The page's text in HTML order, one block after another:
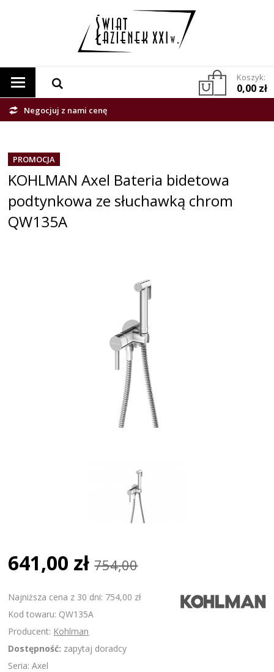
Koszyk:
0,00 zł
Negocjuj z nami cenę
PROMOCJA
KOHLMAN Axel Bateria bidetowa
podtynkowa ze słuchawką chrom
QW135A
641,00 zł 754,00
Najniższa cena z 30 dni: 754,00 zł
Kod towaru: QW135A
Producent: Kohlman
Dostępność: zapytaj doradcy
Seria: Axel